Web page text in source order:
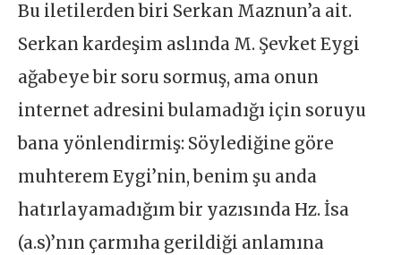
Bu iletilerden biri Serkan Maznun’a ait.
Serkan kardeşim aslında M. Şevket Eygi
ağabeye bir soru sormuş, ama onun
internet adresini bulamadığı için soruyu
bana yönlendirmiş: Söylediğine göre
muhterem Eygi’nin, benim şu anda
hatırlayamadığım bir yazısında Hz. İsa
(a.s)’nın çarmıha gerildiği anlamına